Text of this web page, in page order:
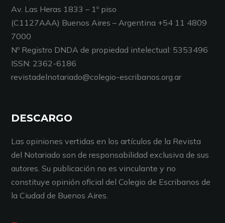
Av. Las Heras 1833 – 1º piso
(C1127AAA) Buenos Aires – Argentina +54 11 4809
7000
Nº Registro DNDA de propiedad intelectual: 5353496
ISSN: 2362-6186
revistadelnotariado@colegio-escribanos.org.ar
DESCARGO
Las opiniones vertidas en los artículos de la Revista
del Notariado son de responsabilidad exclusiva de sus
autores. Su publicación no es vinculante y no
constituye opinión oficial del Colegio de Escribanos de
la Ciudad de Buenos Aires.